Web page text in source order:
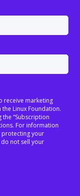
receive marketing
Linux Foundation.
“Subscription
For information
protecting your
do not sell your